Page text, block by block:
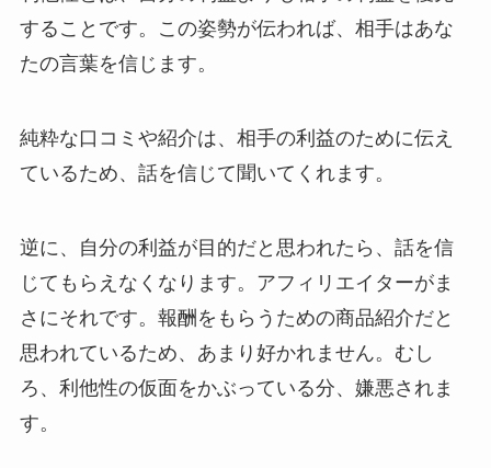
することです。この姿勢が伝われば、相手はあな
たの言葉を信じます。
純粋な口コミや紹介は、相手の利益のために伝え
ているため、話を信じて聞いてくれます。
逆に、自分の利益が目的だと思われたら、話を信
じてもらえなくなります。アフィリエイターがま
さにそれです。報酬をもらうための商品紹介だと
思われているため、あまり好かれません。むし
ろ、利他性の仮面をかぶっている分、嫌悪されま
す。